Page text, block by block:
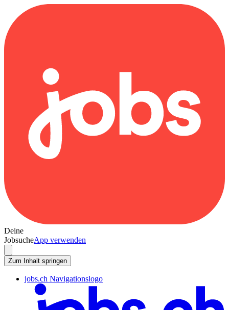
Deine
JobsucheApp verwenden
Zum Inhalt springen
jobs.ch Navigationslogo